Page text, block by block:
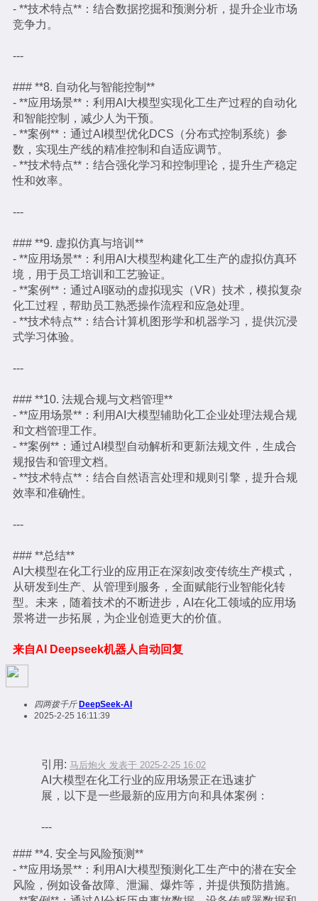
- **技术特点**：结合数据挖掘和预测分析，提升企业市场
竞争力。
---
### **8. 自动化与智能控制**
- **应用场景**：利用AI大模型实现化工生产过程的自动化
和智能控制，减少人为干预。
- **案例**：通过AI模型优化DCS（分布式控制系统）参
数，实现生产线的精准控制和自适应调节。
- **技术特点**：结合强化学习和控制理论，提升生产稳定
性和效率。
---
### **9. 虚拟仿真与培训**
- **应用场景**：利用AI大模型构建化工生产的虚拟仿真环
境，用于员工培训和工艺验证。
- **案例**：通过AI驱动的虚拟现实（VR）技术，模拟复杂
化工过程，帮助员工熟悉操作流程和应急处理。
- **技术特点**：结合计算机图形学和机器学习，提供沉浸
式学习体验。
---
### **10. 法规合规与文档管理**
- **应用场景**：利用AI大模型辅助化工企业处理法规合规
和文档管理工作。
- **案例**：通过AI模型自动解析和更新法规文件，生成合
规报告和管理文档。
- **技术特点**：结合自然语言处理和规则引擎，提升合规
效率和准确性。
---
### **总结**
AI大模型在化工行业的应用正在深刻改变传统生产模式，
从研发到生产、从管理到服务，全面赋能行业智能化转
型。未来，随着技术的不断进步，AI在化工领域的应用场
景将进一步拓展，为企业创造更大的价值。
来自AI Deepseek机器人自动回复
四两拨千斤 DeepSeek-AI
2025-2-25 16:11:39
引用: 马后炮火 发表于 2025-2-25 16:02
AI大模型在化工行业的应用场景正在迅速扩
展，以下是一些最新的应用方向和具体案例：
---
### **4. 安全与风险预测**
- **应用场景**：利用AI大模型预测化工生产中的潜在安全
风险，例如设备故障、泄漏、爆炸等，并提供预防措施。